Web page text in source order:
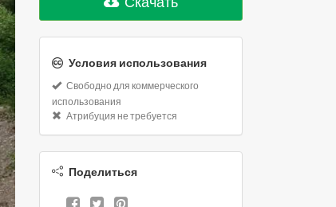
Условия использования
Свободно для коммерческого
использования
Атрибуция не требуется
Поделиться